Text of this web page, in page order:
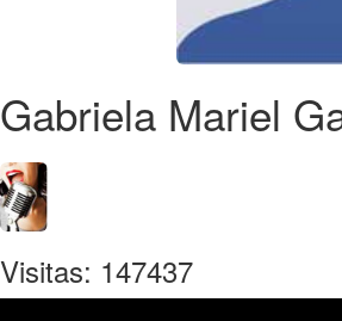
Gabriela Mariel
Visitas: 147437